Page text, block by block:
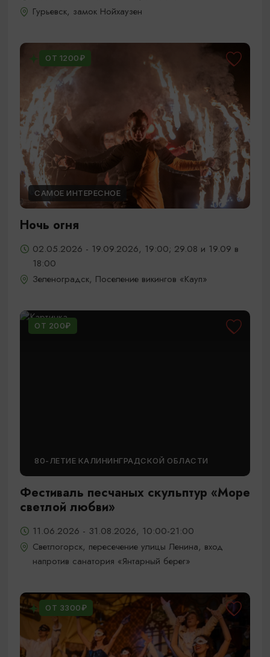
Гурьевск, замок Нойхаузен
ОТ 1200₽
САМОЕ ИНТЕРЕСНОЕ
Ночь огня
02.05.2026 - 19.09.2026, 19:00; 29.08 и 19.09 в
18:00
Зеленоградск, Поселение викингов «Кауп»
ОТ 200₽
80-ЛЕТИЕ КАЛИНИНГРАДСКОЙ ОБЛАСТИ
Фестиваль песчаных скульптур «Море
светлой любви»
11.06.2026 - 31.08.2026, 10:00-21:00
Светлогорск, пересечение улицы Ленина, вход
напротив санатория «Янтарный берег»
ОТ 3300₽